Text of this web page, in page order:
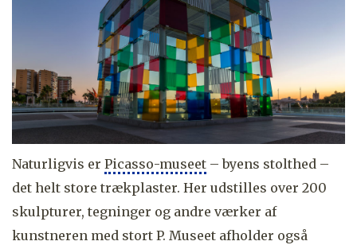
Naturligvis er Picasso-museet – byens stolthed –
det helt store trækplaster. Her udstilles over 200
skulpturer, tegninger og andre værker af
kunstneren med stort P. Museet afholder også